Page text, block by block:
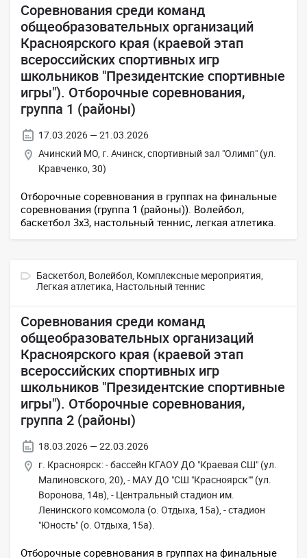
Соревнования среди команд
общеобразовательных организаций
Красноярского края (краевой этап
всероссийских спортивных игр
школьников "Президентские спортивные
игры"). Отборочные соревнования,
группа 1 (районы)
17.03.2026 — 21.03.2026
Ачинский МО, г. Ачинск, спортивный зал "Олимп" (ул.
Кравченко, 30)
Отборочные соревнования в группах на финальные
соревнования (группа 1 (районы)). Волейбол,
баскетбол 3х3, настольный теннис, легкая атлетика.
Баскетбол, Волейбол, Комплексные мероприятия,
Легкая атлетика, Настольный теннис
Соревнования среди команд
общеобразовательных организаций
Красноярского края (краевой этап
всероссийских спортивных игр
школьников "Президентские спортивные
игры"). Отборочные соревнования,
группа 2 (районы)
18.03.2026 — 22.03.2026
г. Красноярск: - бассейн КГАОУ ДО "Краевая СШ" (ул.
Малиновского, 20), - МАУ ДО "СШ "Красноярск"" (ул.
Воронова, 14в), - Центральный стадион им.
Ленинского комсомола (о. Отдыха, 15а), - стадион
"Юность" (о. Отдыха, 15а).
Отборочные соревнования в группах на финальные